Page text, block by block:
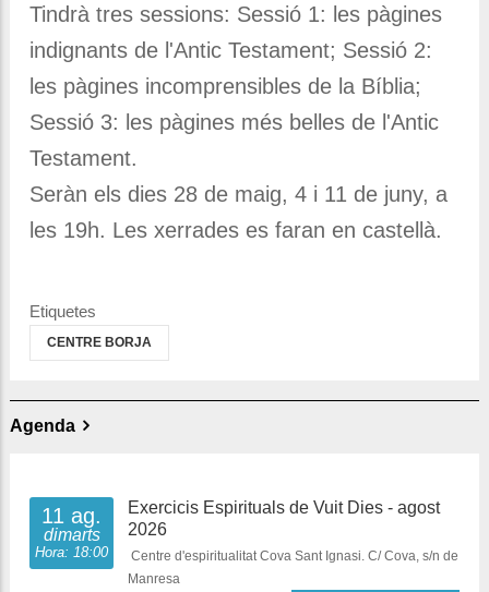
Tindrà tres sessions: Sessió 1: les pàgines
indignants de l'Antic Testament; Sessió 2:
les pàgines incomprensibles de la Bíblia;
Sessió 3: les pàgines més belles de l'Antic
Testament.
Seràn els dies 28 de maig, 4 i 11 de juny, a
les 19h. Les xerrades es faran en castellà.
Etiquetes
CENTRE BORJA
Agenda
11 ag.
dimarts
Hora: 18:00
Exercicis Espirituals de Vuit Dies - agost
2026
Centre d'espiritualitat Cova Sant Ignasi. C/ Cova, s/n de
Manresa